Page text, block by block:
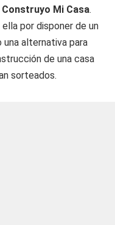
Construyo Mi Casa.
por disponer de un
alternativa para
de una casa
sorteados.